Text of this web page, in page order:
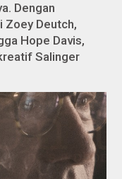
Dengan
Deutch,
Hope Davis,
Salinger